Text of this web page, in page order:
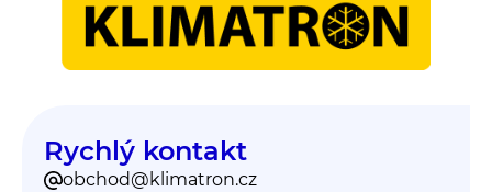
Rychlý kontakt
obchod@klimatron.cz